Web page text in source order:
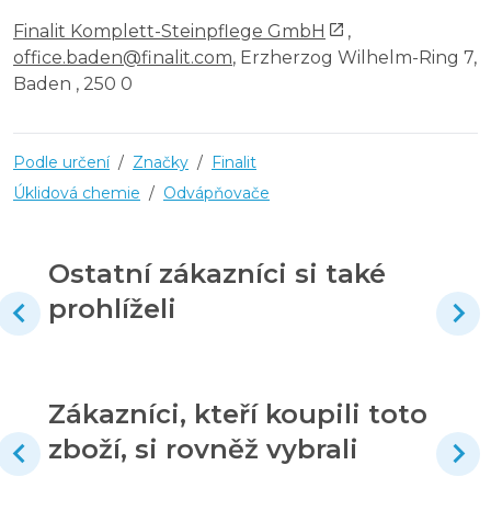
Finalit Komplett-Steinpflege GmbH
,
office.baden@finalit.com, Erzherzog Wilhelm-Ring 7,
Baden , 250 0
Podle určení / Značky / Finalit
Úklidová chemie / Odvápňovače
Ostatní zákazníci si také
prohlíželi
Zákazníci, kteří koupili toto
zboží, si rovněž vybrali